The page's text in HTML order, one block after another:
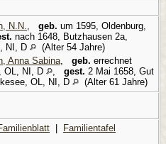
N.N. geb. um 1595, Oldenburg,
nach 1648, Butzhausen 2a,
NI, D
(Alter 54 Jahre)
Anna Sabina geb. errechnet
OL, NI, D
gest. 2 Mai 1658, Gut
OL, NI, D
(Alter 61 Jahre)
Familientafel